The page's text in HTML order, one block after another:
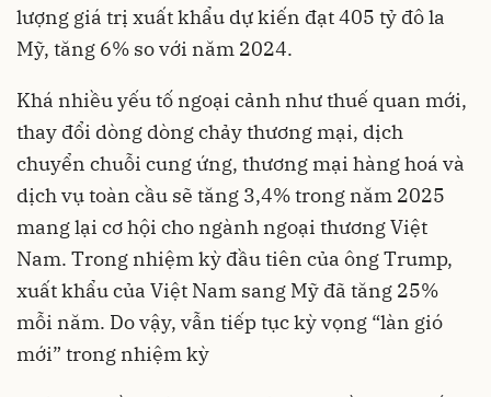
lượng giá trị xuất khẩu dự kiến đạt 405 tỷ đô la
Mỹ, tăng 6% so với năm 2024.
Khá nhiều yếu tố ngoại cảnh như thuế quan mới,
thay đổi dòng dòng chảy thương mại, dịch
chuyển chuỗi cung ứng, thương mại hàng hoá và
dịch vụ toàn cầu sẽ tăng 3,4% trong năm 2025
mang lại cơ hội cho ngành ngoại thương Việt
Nam. Trong nhiệm kỳ đầu tiên của ông Trump,
xuất khẩu của Việt Nam sang Mỹ đã tăng 25%
mỗi năm. Do vậy, vẫn tiếp tục kỳ vọng “làn gió
mới” trong nhiệm kỳ